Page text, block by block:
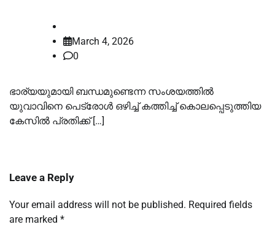
March 4, 2026
0
ഭാര്യയുമായി ബന്ധമുണ്ടെന്ന സംശയത്തില്‍
യുവാവിനെ പെട്രോള്‍ ഒഴിച്ച്‌ കത്തിച്ച്‌ കൊലപ്പെടുത്തിയ
കേസില്‍ പ്രതിക്ക് […]
Leave a Reply
Your email address will not be published. Required fields
are marked *